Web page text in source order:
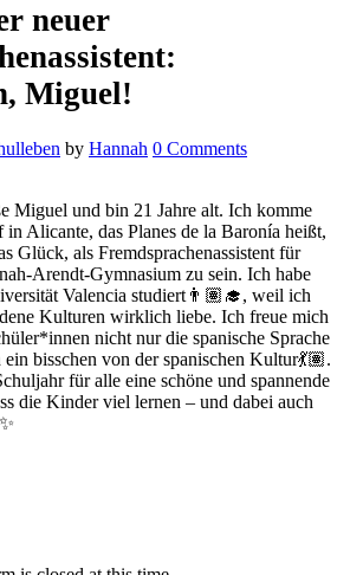
neuer
Miguel!
by Hannah 0 Comments
Miguel und bin 21 Jahre alt. Ich komme
Alicante, das Planes de la Baronía heißt,
Glück, als Fremdsprachenassistent für
Arendt-Gymnasium zu sein. Ich habe
Valencia studiert👨🏽‍🎓, weil ich
Kulturen wirklich liebe. Ich freue mich
nicht nur die spanische Sprache
bisschen von der spanischen Kultur💃🏽.
für alle eine schöne und spannende
die Kinder viel lernen – und dabei auch